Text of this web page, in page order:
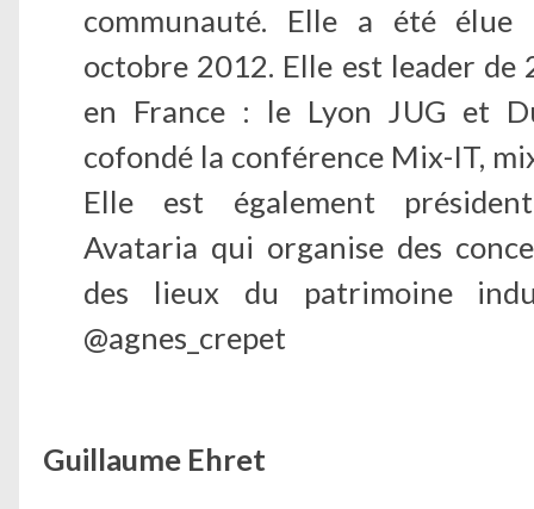
communauté. Elle a été élue
octobre 2012. Elle est leader de
en France : le Lyon JUG et
cofondé la conférence Mix-IT,
Elle est également
Avataria qui organise des
des lieux du patrimoine
@agnes_crepet
Guillaume Ehret